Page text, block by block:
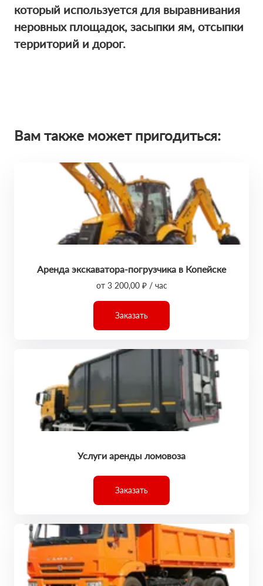
который используется для выравнивания
неровных площадок, засыпки ям, отсыпки
территорий и дорог.
Вам также может пригодиться:
Аренда экскаватора-погрузчика в Копейске
от 3 200,00 ₽ / час
Заказать
Услуги аренды ломовоза
Заказать